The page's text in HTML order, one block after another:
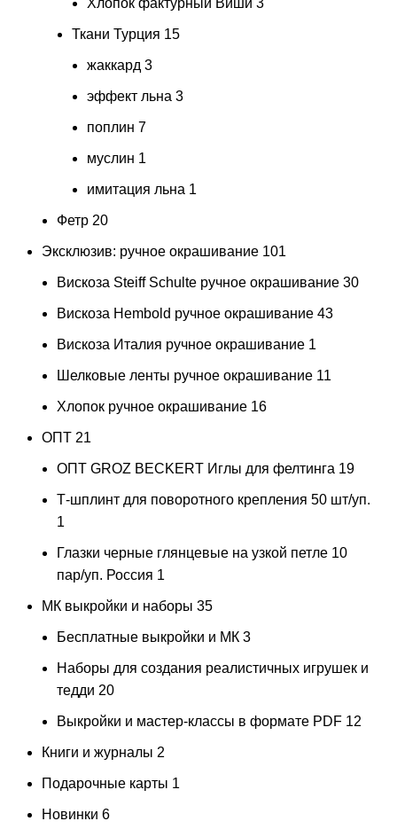
Ткани Турция 15
жаккард 3
эффект льна 3
поплин 7
муслин 1
имитация льна 1
Фетр 20
Эксклюзив: ручное окрашивание 101
Вискоза Steiff Schulte ручное окрашивание 30
Вискоза Hembold ручное окрашивание 43
Вискоза Италия ручное окрашивание 1
Шелковые ленты ручное окрашивание 11
Хлопок ручное окрашивание 16
ОПТ 21
ОПТ GROZ BECKERT Иглы для фелтинга 19
Т-шплинт для поворотного крепления 50 шт/уп.
1
Глазки черные глянцевые на узкой петле 10
пар/уп. Россия 1
МК выкройки и наборы 35
Бесплатные выкройки и МК 3
Наборы для создания реалистичных игрушек и
тедди 20
Выкройки и мастер-классы в формате PDF 12
Книги и журналы 2
Подарочные карты 1
Новинки 6